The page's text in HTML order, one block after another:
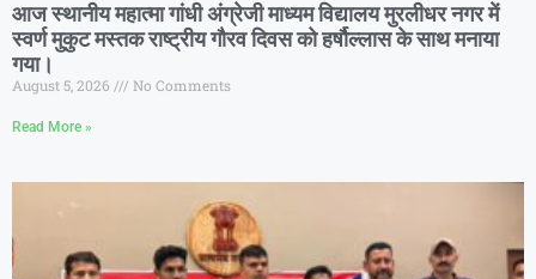
आज स्थानीय महात्मा गांधी अंग्रेजी माध्यम विद्यालय मुरलीधर नगर में
स्वर्ण मुकुट मस्तक राष्ट्रीय गौरव दिवस को हर्षौल्लास के साथ मनाया
गया।
August 5, 2026 No Comments
Read More »